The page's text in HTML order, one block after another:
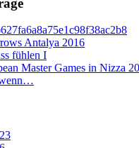
Antalya 2016
fühlen I
Master Games in Nizza